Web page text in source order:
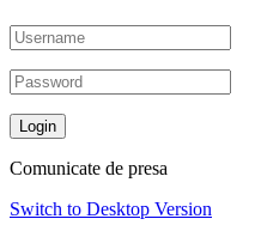
Comunicate de presa
Switch to Desktop Version